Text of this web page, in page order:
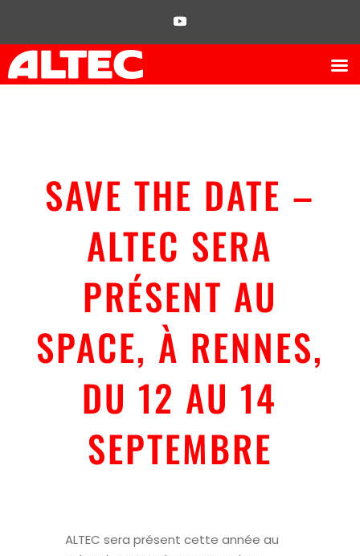
SAVE THE DATE –
ALTEC SERA
PRÉSENT AU
SPACE, À RENNES,
DU 12 AU 14
SEPTEMBRE
ALTEC sera présent cette année au